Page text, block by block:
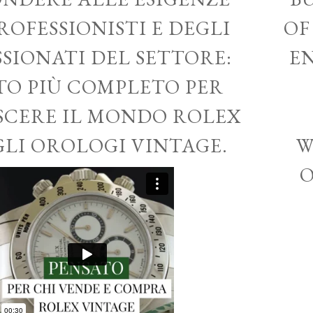
E DEGLI
DEL SETTORE:
PIÙ COMPLETO PER
IL MONDO ROLEX
OROLOGI VINTAGE.